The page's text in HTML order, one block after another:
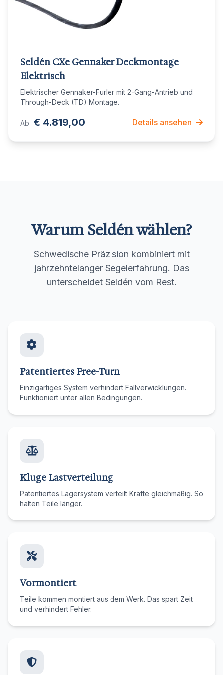
Seldén CXe Gennaker Deckmontage
Elektrisch
Elektrischer Gennaker-Furler mit 2-Gang-Antrieb und
Through-Deck (TD) Montage.
Ab € 4.819,00 Details ansehen
Warum Seldén wählen?
Schwedische Präzision kombiniert mit
jahrzehntelanger Segelerfahrung. Das
unterscheidet Seldén vom Rest.
Patentiertes Free-Turn
Einzigartiges System verhindert Fallverwicklungen.
Funktioniert unter allen Bedingungen.
Kluge Lastverteilung
Patentiertes Lagersystem verteilt Kräfte gleichmäßig. So
halten Teile länger.
Vormontiert
Teile kommen montiert aus dem Werk. Das spart Zeit
und verhindert Fehler.